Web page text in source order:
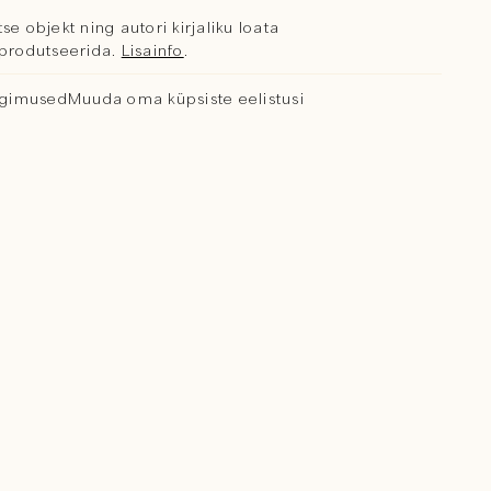
objekt ning autori kirjaliku loata
Lisainfo .
Muuda oma küpsiste eelistusi